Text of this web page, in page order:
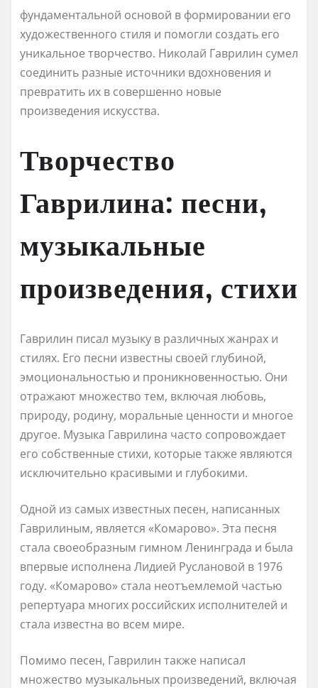
фундаментальной основой в формировании его
художественного стиля и помогли создать его
уникальное творчество. Николай Гаврилин сумел
соединить разные источники вдохновения и
превратить их в совершенно новые
произведения искусства.
Творчество
Гаврилина: песни,
музыкальные
произведения, стихи
Гаврилин писал музыку в различных жанрах и
стилях. Его песни известны своей глубиной,
эмоциональностью и проникновенностью. Они
отражают множество тем, включая любовь,
природу, родину, моральные ценности и многое
другое. Музыка Гаврилина часто сопровождает
его собственные стихи, которые также являются
исключительно красивыми и глубокими.
Одной из самых известных песен, написанных
Гаврилиным, является «Комарово». Эта песня
стала своеобразным гимном Ленинграда и была
впервые исполнена Лидией Руслановой в 1976
году. «Комарово» стала неотъемлемой частью
репертуара многих российских исполнителей и
стала известна во всем мире.
Помимо песен, Гаврилин также написал
множество музыкальных произведений, включая